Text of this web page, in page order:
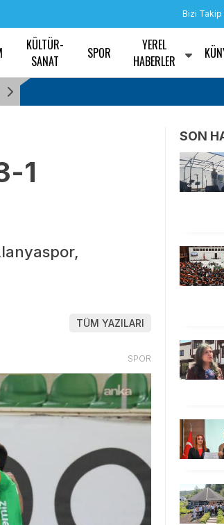
Bizi Takip
KÜLTÜR-
SANAT
SPOR
YEREL
HABERLER
Büyükşehir Belediyesi, Güdül’deki 57 parsellik
1
TÜM YAZILARI
SPOR
SON